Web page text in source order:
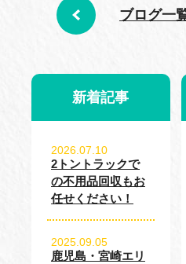
ブログ一
新着記事
2026.07.10
2トントラックで
の不用品回収もお
任せください！
2025.09.05
鹿児島・宮崎エリ